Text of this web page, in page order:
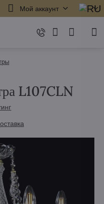
Мой аккаунт
L107CLN